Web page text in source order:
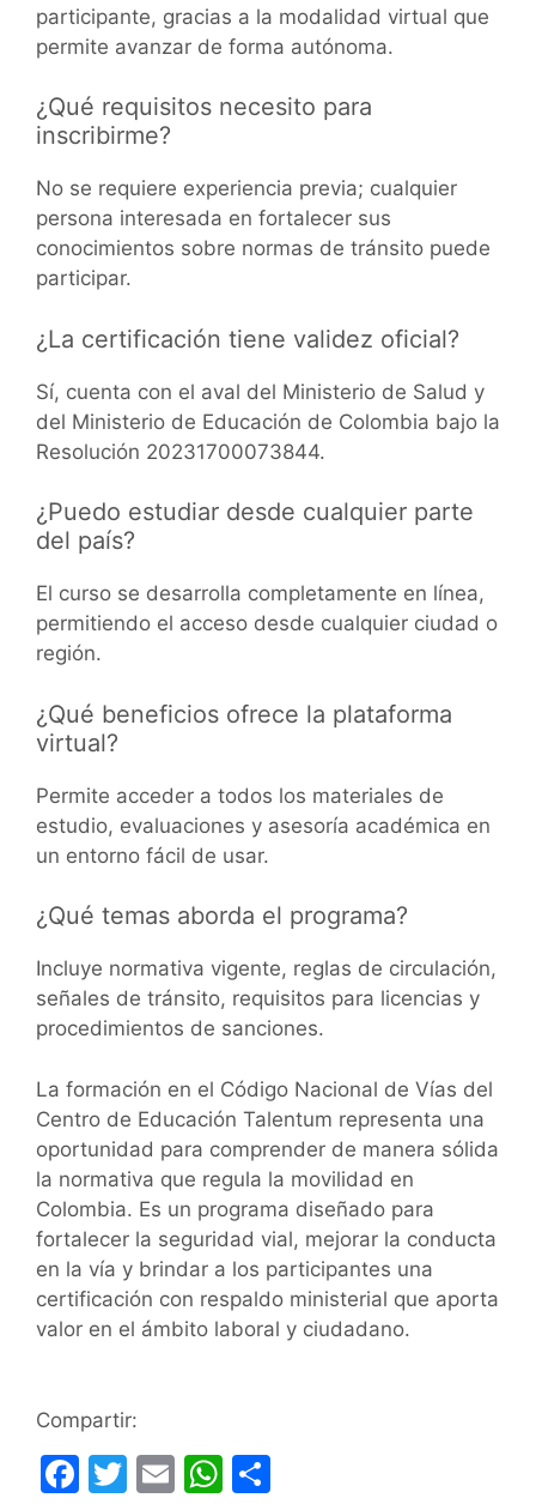
participante, gracias a la modalidad virtual que
permite avanzar de forma autónoma.
¿Qué requisitos necesito para
inscribirme?
No se requiere experiencia previa; cualquier
persona interesada en fortalecer sus
conocimientos sobre normas de tránsito puede
participar.
¿La certificación tiene validez oficial?
Sí, cuenta con el aval del Ministerio de Salud y
del Ministerio de Educación de Colombia bajo la
Resolución 20231700073844.
¿Puedo estudiar desde cualquier parte
del país?
El curso se desarrolla completamente en línea,
permitiendo el acceso desde cualquier ciudad o
región.
¿Qué beneficios ofrece la plataforma
virtual?
Permite acceder a todos los materiales de
estudio, evaluaciones y asesoría académica en
un entorno fácil de usar.
¿Qué temas aborda el programa?
Incluye normativa vigente, reglas de circulación,
señales de tránsito, requisitos para licencias y
procedimientos de sanciones.
La formación en el Código Nacional de Vías del
Centro de Educación Talentum representa una
oportunidad para comprender de manera sólida
la normativa que regula la movilidad en
Colombia. Es un programa diseñado para
fortalecer la seguridad vial, mejorar la conducta
en la vía y brindar a los participantes una
certificación con respaldo ministerial que aporta
valor en el ámbito laboral y ciudadano.
Compartir:
F
T
E
W